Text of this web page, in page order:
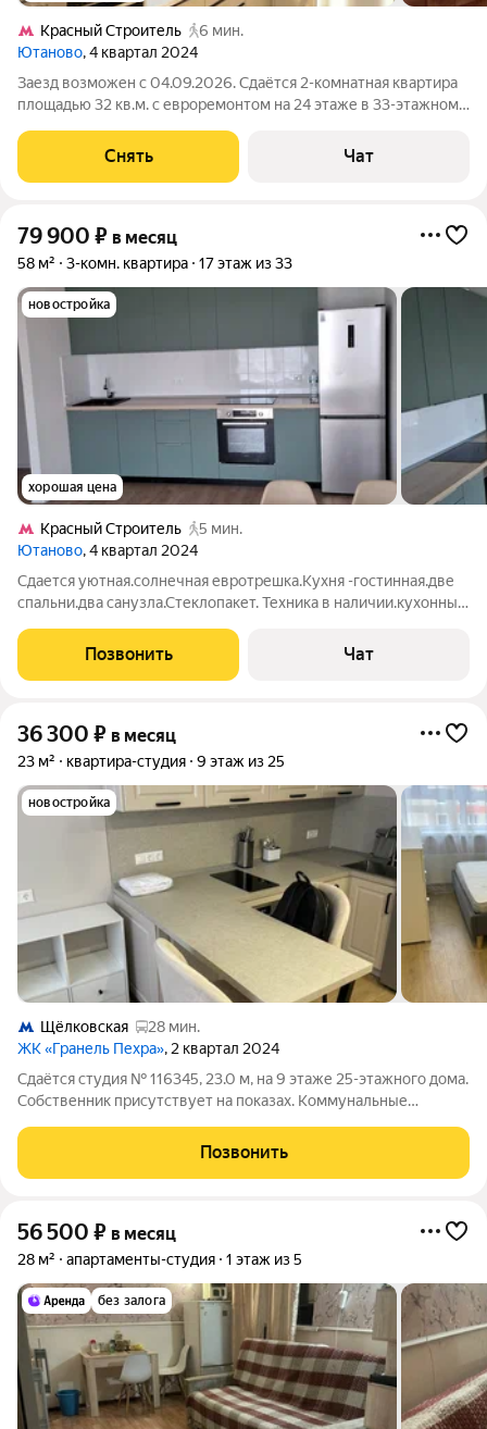
Кpacный Строитель
6 мин.
Ютаново, 4 квартал 2024
Заезд возможен с 04.09.2026. Сдаётся 2-комнатная квартира
площадью 32 кв.м. с евроремонтом на 24 этаже в 33-этажном
Духовой шкаф Стиральная машина Холодильник
Посудомоечная машина
Снять Чат
79 900 ₽ в месяц
58 м² 3-комн. квартира 17 этаж из 33
новостройка
хорошая цена
Кpacный Строитель
5 мин.
Ютаново, 4 квартал 2024
Сдается уютная.солнечная евротрешка.Кухня -гостинная.две
спальни.два санузла.Стеклопакет. Техника в наличии.кухонный
нет. 17/33 эт дома. На длительный срок.предпочтение
семье(без животных) До
Позвонить Чат
36 300 ₽ в месяц
23 м² квартира-студия 9 этаж из 25
новостройка
Щёлковская
28 мин.
ЖК «Гранель Пехра», 2 квартал 2024
Сдаётся студия № 116345, 23.0 м, на 9 этаже 25-этажного дома.
Собственник присутствует на показах. Коммунальные
отдельно. По условиям проживания: можно с детьми, можно с
питомцами. Срок минимальной
Позвонить
56 500 ₽ в месяц
28 м² апартаменты-студия 1 этаж из 5
без залога